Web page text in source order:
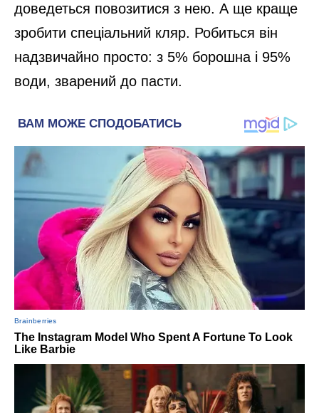
доведеться повозитися з нею. А ще краще
зробити спеціальний кляр. Робиться він
надзвичайно просто: з 5% борошна і 95%
води, зварений до пасти.